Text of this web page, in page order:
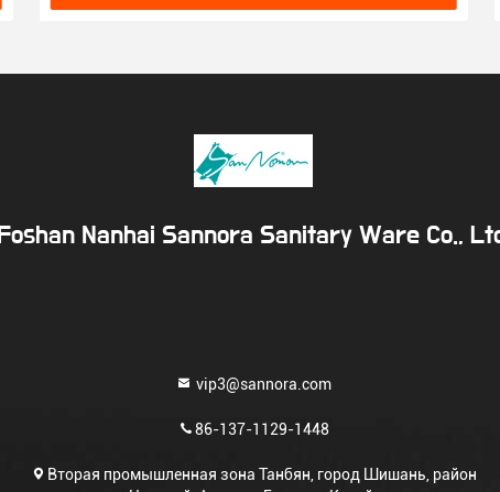
Foshan Nanhai Sannora Sanitary Ware Co.,
vip3@sannora.com
86-137-1129-1448
Вторая промышленная зона Танбян, город Шишань, район